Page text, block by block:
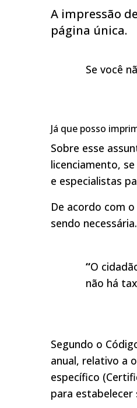
A impressão
página única.
Se você
Já que posso
Sobre esse
licenciamento,
e especialistas
De acordo com
sendo necessária.
“O
não há
Segundo o
anual, relativo a
específico
para estabelecer